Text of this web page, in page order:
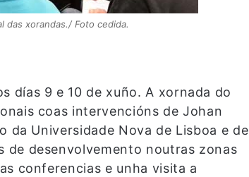
das xorandas./ Foto cedida.
días 9 e 10 de xuño. A xornada do
coas intervencións de Johan
da Universidade Nova de Lisboa e de
de desenvolvemento noutras zonas
conferencias e unha visita a